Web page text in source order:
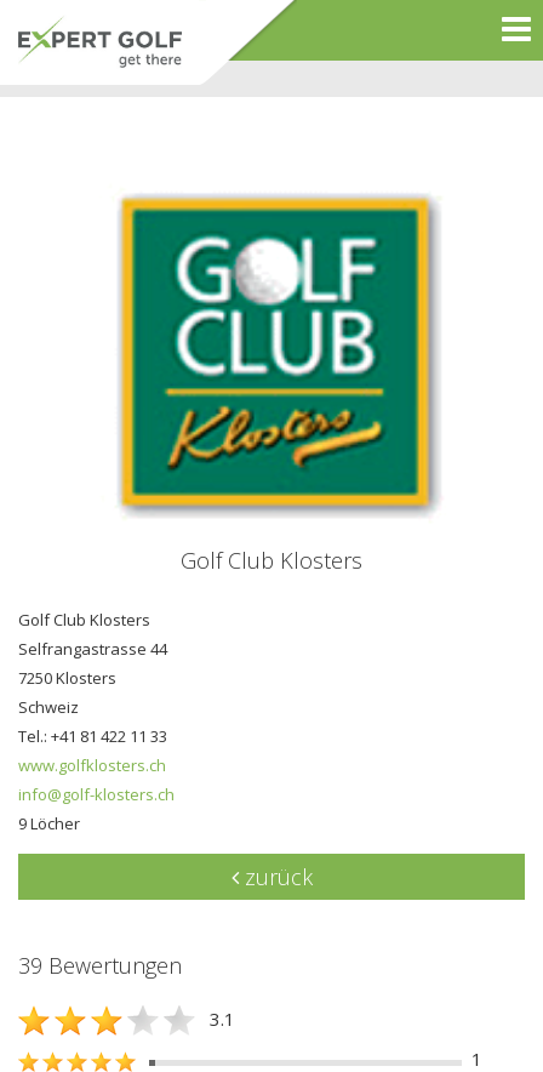
Golf Club Klosters
Golf Club Klosters
Selfrangastrasse 44
7250 Klosters
Schweiz
Tel.: +41 81 422 11 33
www.golfklosters.ch
info@golf-klosters.ch
9 Löcher
zurück
39 Bewertungen
3.1
1